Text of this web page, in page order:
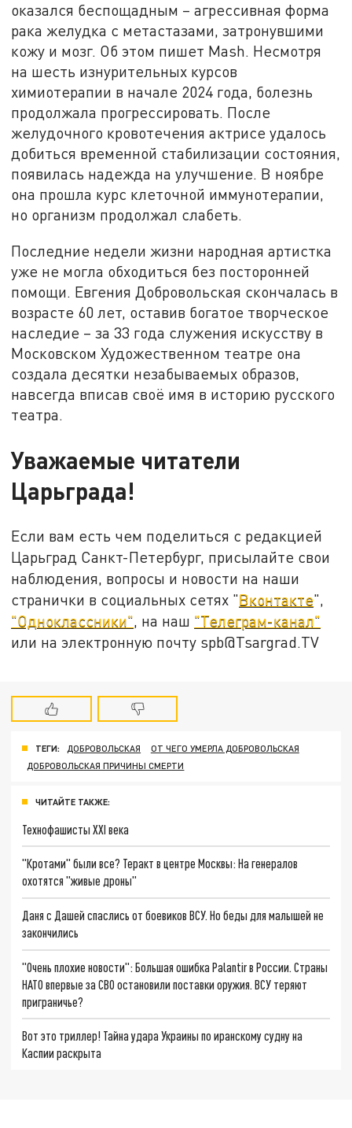
оказался беспощадным – агрессивная форма
рака желудка с метастазами, затронувшими
кожу и мозг. Об этом пишет Mash. Несмотря
на шесть изнурительных курсов
химиотерапии в начале 2024 года, болезнь
продолжала прогрессировать. После
желудочного кровотечения актрисе удалось
добиться временной стабилизации состояния,
появилась надежда на улучшение. В ноябре
она прошла курс клеточной иммунотерапии,
но организм продолжал слабеть.
Последние недели жизни народная артистка
уже не могла обходиться без посторонней
помощи. Евгения Добровольская скончалась в
возрасте 60 лет, оставив богатое творческое
наследие – за 33 года служения искусству в
Московском Художественном театре она
создала десятки незабываемых образов,
навсегда вписав своё имя в историю русского
театра.
Уважаемые читатели
Царьграда!
Если вам есть чем поделиться с редакцией
Царьград Санкт-Петербург, присылайте свои
наблюдения, вопросы и новости на наши
странички в социальных сетях "Вконтакте",
"Одноклассники", на наш "Телеграм-канал"
или на электронную почту spb@Tsargrad.TV
ТЕГИ: ДОБРОВОЛЬСКАЯ
ОТ ЧЕГО УМЕРЛА ДОБРОВОЛЬСКАЯ
ДОБРОВОЛЬСКАЯ ПРИЧИНЫ СМЕРТИ
ЧИТАЙТЕ ТАКЖЕ:
Технофашисты XXI века
"Кротами" были все? Теракт в центре Москвы: На генералов
охотятся "живые дроны"
Даня с Дашей спаслись от боевиков ВСУ. Но беды для малышей не
закончились
"Очень плохие новости": Большая ошибка Palantir в России. Страны
НАТО впервые за СВО остановили поставки оружия. ВСУ теряют
приграничье?
Вот это триллер! Тайна удара Украины по иранскому судну на
Каспии раскрыта